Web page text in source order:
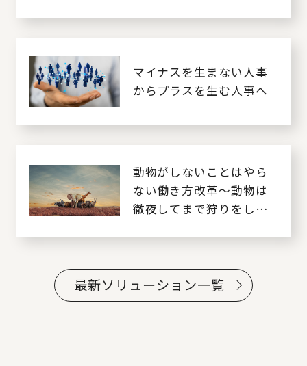
マイナスを生まない人事
からプラスを生む人事へ
動物がしないことはやら
ない働き方改革～動物は
徹夜してまで狩りをしな
最新ソリューション一覧